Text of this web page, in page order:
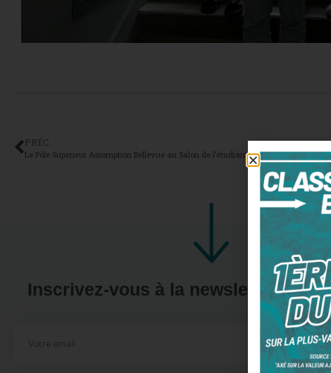
PRÉC.
Le Pôle Supérieur Assomption Bellevue au Salon de l’étudiant à Lyon !
Inscrivez-vous à la newsletter SUP